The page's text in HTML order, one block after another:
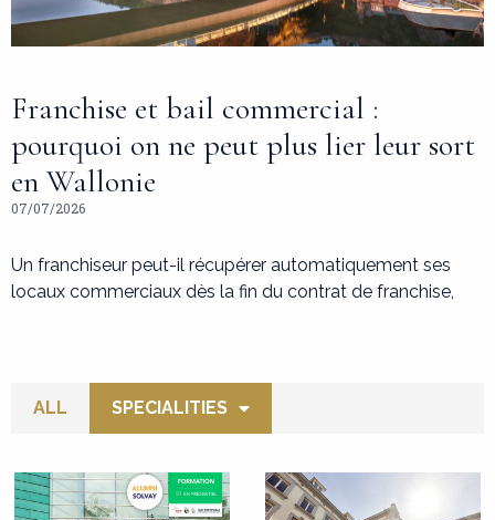
Franchise et bail commercial :
pourquoi on ne peut plus lier leur sort
en Wallonie
07/07/2026
Un franchiseur peut-il récupérer automatiquement ses
locaux commerciaux dès la fin du contrat de franchise,
ALL SPECIALITIES